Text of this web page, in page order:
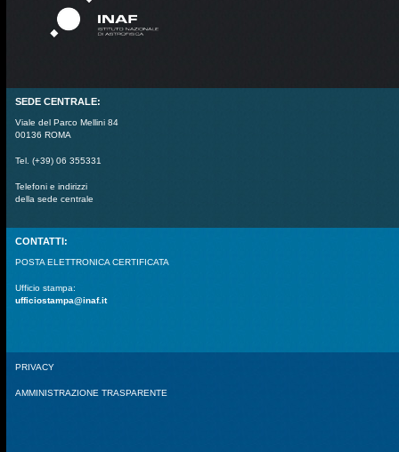
SEDE CENTRALE:
Viale del Parco Mellini 84
00136 ROMA
Tel. (+39) 06 355331
Telefoni e indirizzi
della sede centrale
CONTATTI:
POSTA ELETTRONICA CERTIFICATA
Ufficio stampa:
ufficiostampa@inaf.it
PRIVACY
AMMINISTRAZIONE TRASPARENTE